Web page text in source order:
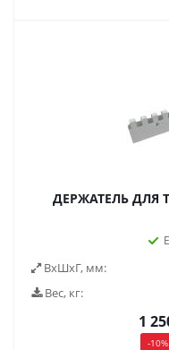
ДЕРЖАТЕЛЬ ДЛЯ
ВxШxГ, мм:
Вес, кг:
1
-10%